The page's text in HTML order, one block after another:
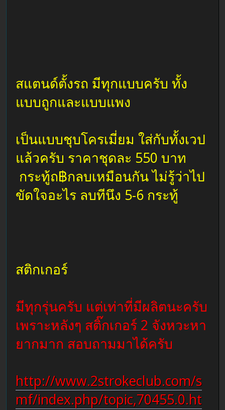
สแตนด์ตั้งรถ มีทุกแบบครับ ทั้ง
แบบถูกและแบบแพง
เป็นแบบชุบโครเมี่ยม ใส่กับทั้งเวป
แล้วครับ ราคาชุดละ 550 บาท
กระทู้ถ฿กลบเหมือนกัน ไม่รู้ว่าไป
ขัดใจอะไร ลบทีนึง 5-6 กระทู้
สติกเกอร์
มีทุกรุ่นครับ แต่เท่าที่มีผลิตนะครับ
เพราะหลังๆ สติ๊กเกอร์ 2 จังหวะหา
ยากมาก สอบถามมาได้ครับ
http://www.2strokeclub.com/s
mf/index.php/topic,70455.0.ht